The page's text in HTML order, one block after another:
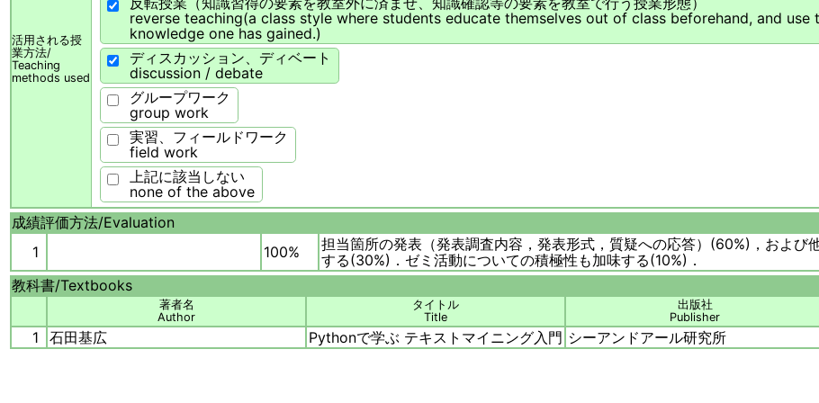
活用される授
業方法/
Teaching
methods used
reverse teaching(a class style where students educate themselves out of class beforehand, and
knowledge one has gained.)
ディスカッション、ディベート
discussion / debate
グループワーク
group work
実習、フィールドワーク
field work
上記に該当しない
none of the above
成績評価方法/Evaluation
1
100%
担当箇所の発表（発表調査内容，発表形式，質疑への応答）(60%)，および
する(30%)．ゼミ活動についての積極性も加味する(10%)．
教科書/Textbooks
著者名
Author
タイトル
Title
出版社
Publisher
1 石田基広 Pythonで学ぶ テキストマイニング入門 シーアンドアール研究所